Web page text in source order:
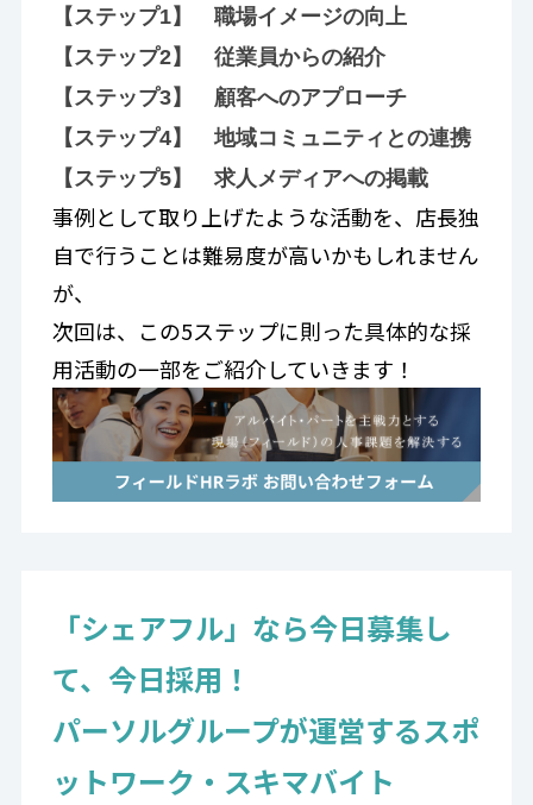
【ステップ1】 職場イメージの向上
【ステップ2】 従業員からの紹介
【ステップ3】 顧客へのアプローチ
【ステップ4】 地域コミュニティとの連携
【ステップ5】 求人メディアへの掲載
事例として取り上げたような活動を、店長独
自で行うことは難易度が高いかもしれません
が、
次回は、この5ステップに則った具体的な採
用活動の一部をご紹介していきます！
「シェアフル」なら今日募集し
て、今日採用！
パーソルグループが運営するスポ
ットワーク・スキマバイト